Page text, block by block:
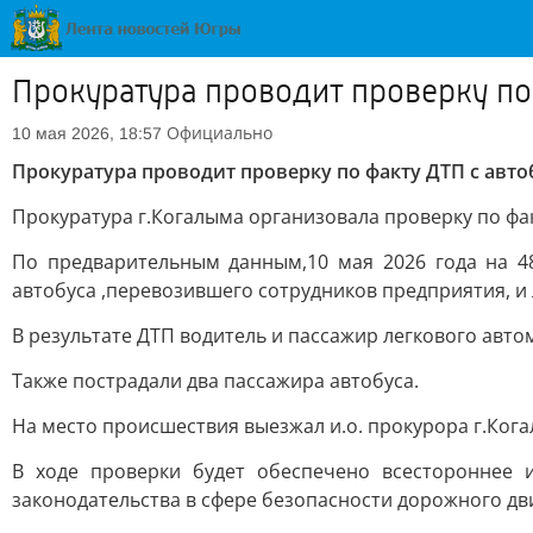
Прокуратура проводит проверку
10 мая 2026, 18:57 Официально
Прокуратура проводит проверку по факту ДТП с
Прокуратура г.Когалыма организовала проверку по
По предварительным данным,10 мая 2026 года на
автобуса ,перевозившего сотрудников предприятия,
В результате ДТП водитель и пассажир легкового
Также пострадали два пассажира автобуса.
На место происшествия выезжал и.о. прокурора
В ходе проверки будет обеспечено
законодательства в сфере безопасности дорожного